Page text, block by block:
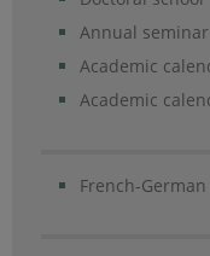
Annual seminar
Academic
Academic
French-